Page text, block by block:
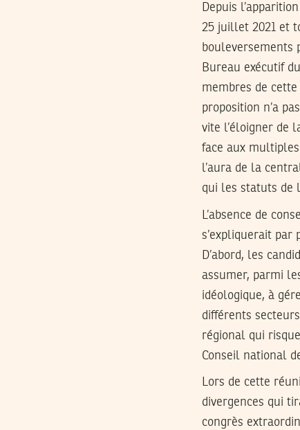
Depuis
25 juillet 2021 et
bouleversements
Bureau exécutif
membres de
proposition n’a
vite l’éloigner de
face aux
l’aura de la
qui les statuts de
L’absence de
s’expliquerait par
D’abord, les
assumer, parmi
idéologique, à
différents
régional qui
Conseil national
Lors de cette
divergences qui
congrès